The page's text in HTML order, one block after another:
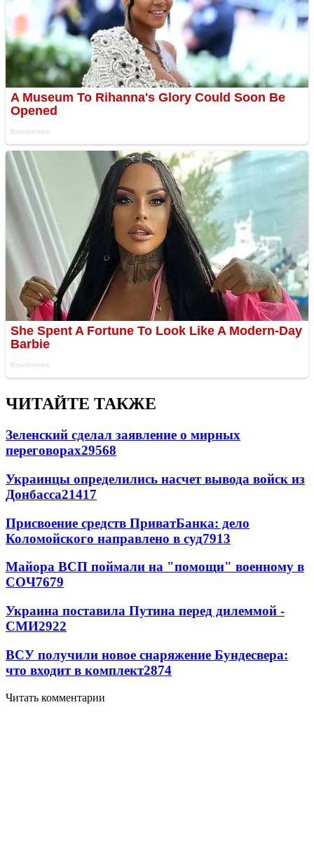
ЧИТАЙТЕ ТАКЖЕ
Зеленский сделал заявление о мирных
переговорах29568
Украинцы определились насчет вывода войск из
Донбасса21417
Присвоение средств ПриватБанка: дело
Коломойского направлено в суд7913
Майора ВСП поймали на "помощи" военному в
СОЧ7679
Украина поставила Путина перед дилеммой -
СМИ2922
ВСУ получили новое снаряжение Бундесвера:
что входит в комплект2874
Читать комментарии